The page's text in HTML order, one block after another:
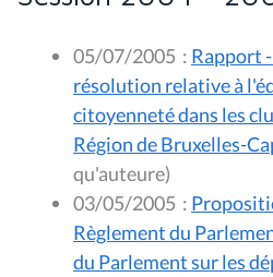
05/07/2005 : Rapport
résolution relative à
citoyenneté dans les
Région de Bruxelles-
qu'auteure)
03/05/2005 :
Règlement du
du Parlement sur les